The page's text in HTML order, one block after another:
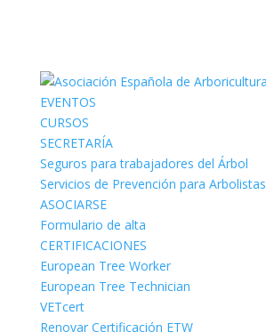
EVENTOS
CURSOS
SECRETARÍA
Seguros para trabajadores del Árbol
Servicios de Prevención para Arbolistas
ASOCIARSE
Formulario de alta
CERTIFICACIONES
European Tree Worker
European Tree Technician
VETcert
Renovar Certificación ETW